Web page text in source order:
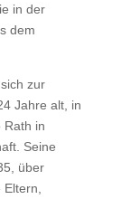
in der
dem
zur
Jahre alt, in
Rath in
Seine
über